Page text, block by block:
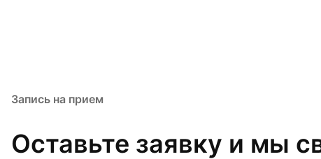
Запись на прием
Оставьте заявку и мы